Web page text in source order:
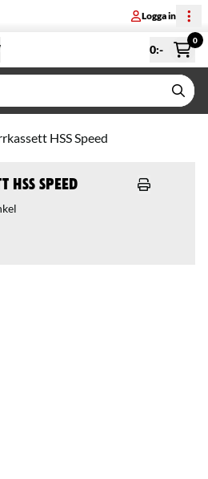
Logga in
0:-
0
HSS Speed
Speed